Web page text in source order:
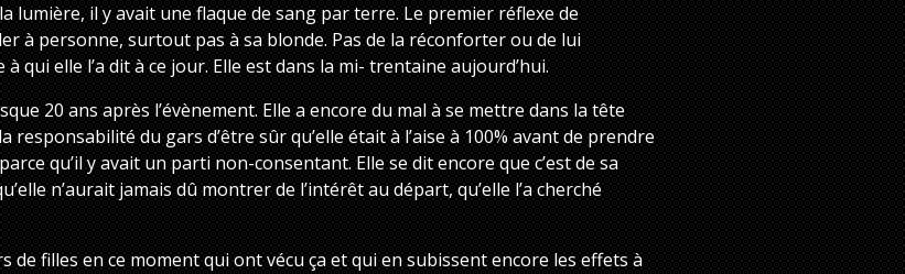
lumière, il y avait une flaque de sang par terre. Le premier réflexe de
à personne, surtout pas à sa blonde. Pas de la réconforter ou de lui
qui elle l’a dit à ce jour. Elle est dans la mi- trentaine aujourd’hui.
20 ans après l’évènement. Elle a encore du mal à se mettre dans la tête
responsabilité du gars d’être sûr qu’elle était à l’aise à 100% avant de prendre
qu’il y avait un parti non-consentant. Elle se dit encore que c’est de sa
n’aurait jamais dû montrer de l’intérêt au départ, qu’elle l’a cherché
de filles en ce moment qui ont vécu ça et qui en subissent encore les effets à